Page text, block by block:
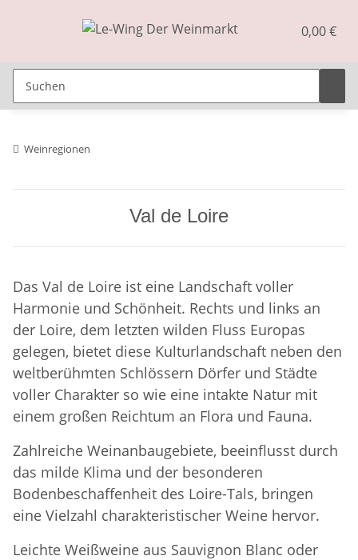
0,00 €
Weinregionen
Val de Loire
Das Val de Loire ist eine Landschaft voller
Harmonie und Schönheit. Rechts und links an
der Loire, dem letzten wilden Fluss Europas
gelegen, bietet diese Kulturlandschaft neben den
weltberühmten Schlössern Dörfer und Städte
voller Charakter so wie eine intakte Natur mit
einem großen Reichtum an Flora und Fauna.
Zahlreiche Weinanbaugebiete, beeinflusst durch
das milde Klima und der besonderen
Bodenbeschaffenheit des Loire-Tals, bringen
eine Vielzahl charakteristischer Weine hervor.
Leichte Weißweine aus Sauvignon Blanc oder